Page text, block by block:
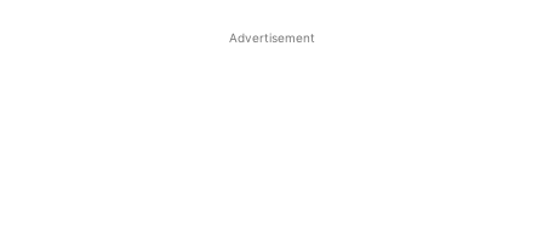
Advertisement